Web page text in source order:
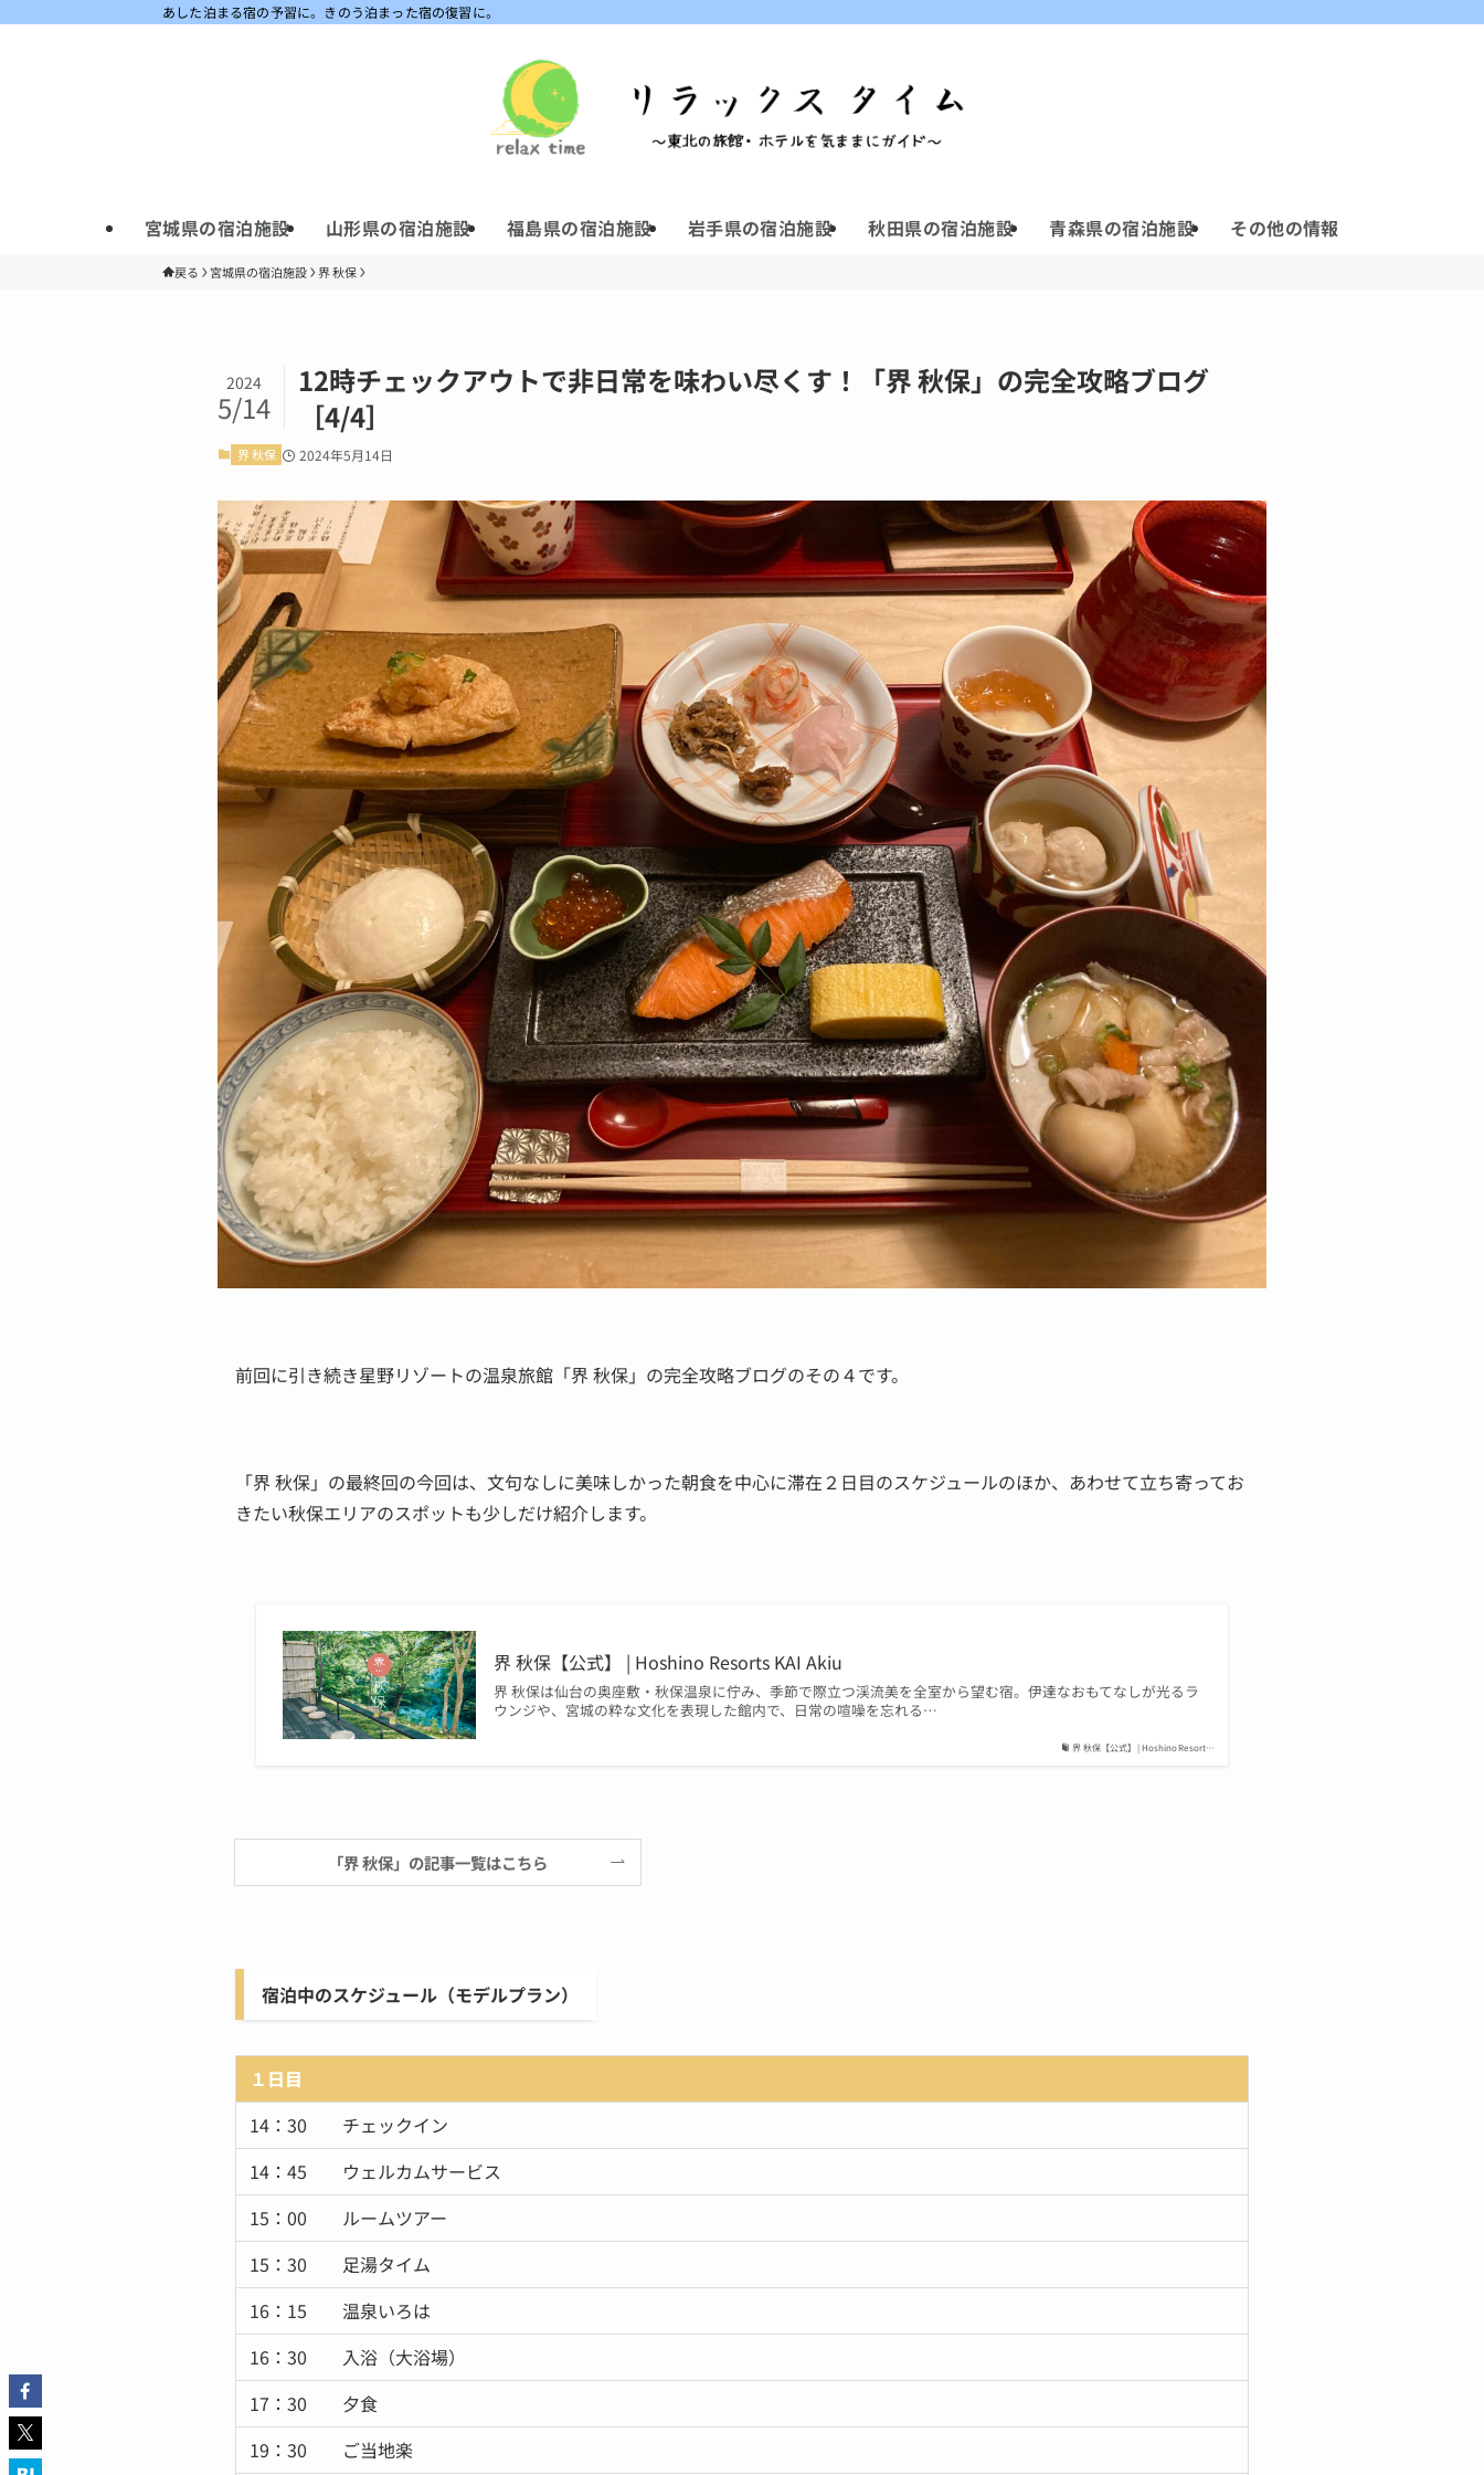
あした泊まる宿の予習に。きのう泊まった宿の復習に。
宮城県の宿泊施設 山形県の宿泊施設 福島県の宿泊施設 岩手県の宿泊施設 秋田県の宿泊施設 青森県の宿泊施設 その他の情報
戻る 宮城県の宿泊施設 界 秋保
12時チェックアウトで非日常を味わい尽くす！「界 秋保」の完全攻略ブログ
［4/4］
2024
5/14
界 秋保 2024年5月14日
前回に引き続き星野リゾートの温泉旅館「界 秋保」の完全攻略ブログのその４です。
「界 秋保」の最終回の今回は、文句なしに美味しかった朝食を中心に滞在２日目のスケジュールのほか、あわせて立ち寄ってお
きたい秋保エリアのスポットも少しだけ紹介します。
界 秋保【公式】 | Hoshino Resort…
界 秋保【公式】 | Hoshino Resorts KAI Akiu
界 秋保は仙台の奥座敷・秋保温泉に佇み、季節で際立つ渓流美を全室から望む宿。伊達なおもてなしが光るラ
ウンジや、宮城の粋な文化を表現した館内で、日常の喧噪を忘れる…
「界 秋保」の記事一覧はこちら
宿泊中のスケジュール（モデルプラン）
１日目
14：30 チェックイン
14：45 ウェルカムサービス
15：00 ルームツアー
15：30 足湯タイム
16：15 温泉いろは
16：30 入浴（大浴場）
17：30 夕食
19：30 ご当地楽